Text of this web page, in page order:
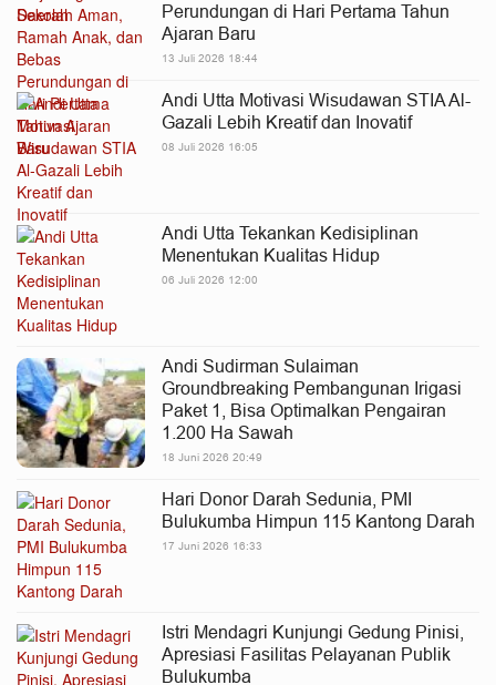
Perundungan di Hari Pertama Tahun
Ajaran Baru
13 Juli 2026 18:44
Andi Utta Motivasi Wisudawan STIA Al-
Gazali Lebih Kreatif dan Inovatif
08 Juli 2026 16:05
Andi Utta Tekankan Kedisiplinan
Menentukan Kualitas Hidup
06 Juli 2026 12:00
Andi Sudirman Sulaiman
Groundbreaking Pembangunan Irigasi
Paket 1, Bisa Optimalkan Pengairan
1.200 Ha Sawah
18 Juni 2026 20:49
Hari Donor Darah Sedunia, PMI
Bulukumba Himpun 115 Kantong Darah
17 Juni 2026 16:33
Istri Mendagri Kunjungi Gedung Pinisi,
Apresiasi Fasilitas Pelayanan Publik
Bulukumba